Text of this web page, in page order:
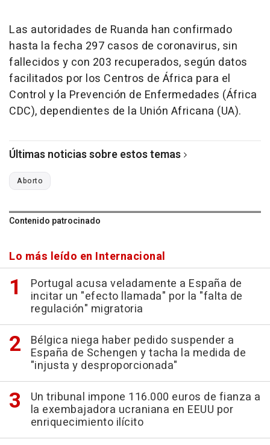
Las autoridades de Ruanda han confirmado
hasta la fecha 297 casos de coronavirus, sin
fallecidos y con 203 recuperados, según datos
facilitados por los Centros de África para el
Control y la Prevención de Enfermedades (África
CDC), dependientes de la Unión Africana (UA).
Últimas noticias sobre estos temas
Aborto
Contenido patrocinado
Lo más leído en Internacional
Portugal acusa veladamente a España de
incitar un "efecto llamada" por la "falta de
regulación" migratoria
Bélgica niega haber pedido suspender a
España de Schengen y tacha la medida de
"injusta y desproporcionada"
Un tribunal impone 116.000 euros de fianza a
la exembajadora ucraniana en EEUU por
enriquecimiento ilícito